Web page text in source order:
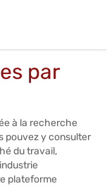
par
à la recherche
pouvez y consulter
du travail,
plateforme